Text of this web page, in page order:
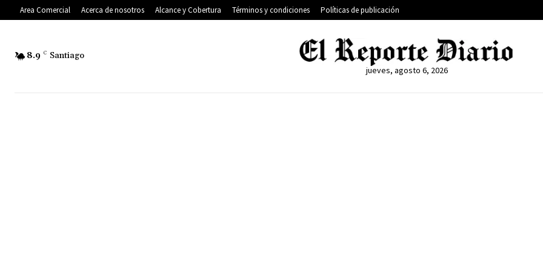
Area Comercial Acerca de nosotros Alcance y Cobertura Términos y condiciones Políticas de publicación
8.9 C Santiago
jueves, agosto 6, 2026